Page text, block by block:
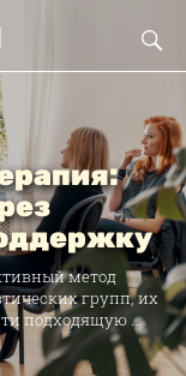
метод
групп, их
подходящую ...